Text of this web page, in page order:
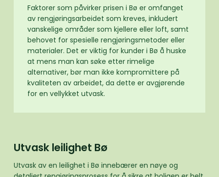
Faktorer som påvirker prisen i Bø er omfanget
av rengjøringsarbeidet som kreves, inkludert
vanskelige områder som kjellere eller loft, samt
behovet for spesielle rengjøringsmetoder eller
materialer. Det er viktig for kunder i Bø å huske
at mens man kan søke etter rimelige
alternativer, bør man ikke kompromittere på
kvaliteten av arbeidet, da dette er avgjørende
for en vellykket utvask.
Utvask leilighet Bø
Utvask av en leilighet i Bø innebærer en nøye og